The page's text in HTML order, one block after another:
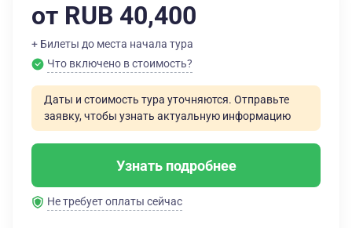
от RUB 40,400
+ Билеты до места начала тура
Что включено в стоимость?
Даты и стоимость тура уточняются. Отправьте
заявку, чтобы узнать актуальную информацию
Узнать подробнее
Не требует оплаты сейчас